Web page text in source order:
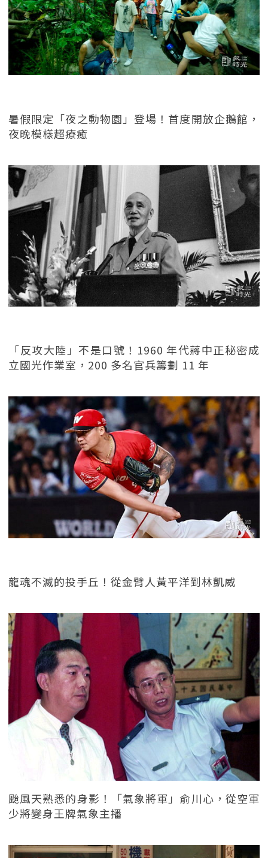
暑假限定「夜之動物園」登場！首度開放企鵝館，
夜晚模樣超療癒
「反攻大陸」不是口號！1960 年代蔣中正秘密成
立國光作業室，200 多名官兵籌劃 11 年
龍魂不滅的投手丘！從金臂人黃平洋到林凱威
颱風天熟悉的身影！「氣象將軍」俞川心，從空軍
少將變身王牌氣象主播